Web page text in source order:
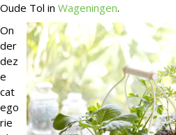
Oude Tol in Wageningen.
On
der
dez
e
cat
ego
rie